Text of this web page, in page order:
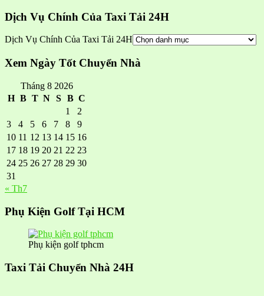
Dịch Vụ Chính Của Taxi Tải 24H
Dịch Vụ Chính Của Taxi Tải 24H
Xem Ngày Tốt Chuyển Nhà
Tháng 8 2026
H B T N S B C
1
2
3
4 5 6 7 8
9
10 11 12 13 14 15 16
17 18 19 20 21 22 23
24 25 26 27 28 29 30
31
« Th7
Phụ Kiện Golf Tại HCM
Phụ kiện golf tphcm
Taxi Tải Chuyển Nhà 24H